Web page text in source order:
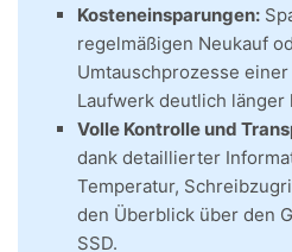
Kosteneinsparungen:
regelmäßigen Neukauf
Umtauschprozesse
Laufwerk deutlich länger
Volle Kontrolle und
dank detaillierter
Temperatur,
den Überblick über den
SSD.